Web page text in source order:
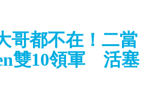
哥都不在！二當
雙10領軍 活塞